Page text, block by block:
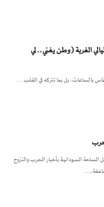
الغربة (وطن يغني.. لي
بالساعات، بل بما تتركه في القلب…
الساحة السودانية بأخبار الحرب والنزوح